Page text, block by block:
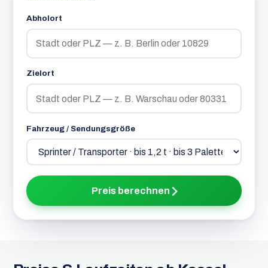
Abholort
Zielort
Fahrzeug / Sendungsgröße
Preis berechnen